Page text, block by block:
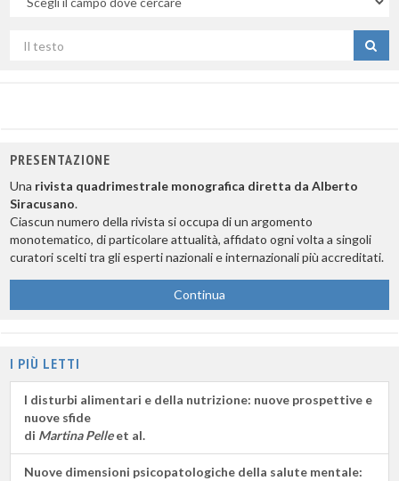
campo
per
PRESENTAZIONE
Una rivista quadrimestrale monografica diretta da Alberto
Siracusano.
Ciascun numero della rivista si occupa di un argomento
monotematico, di particolare attualità, affidato ogni volta a singoli
curatori scelti tra gli esperti nazionali e internazionali più accreditati.
Continua
I PIÙ LETTI
I disturbi alimentari e della nutrizione: nuove prospettive e
nuove sfide
di Martina Pelleet al.
Nuove dimensioni psicopatologiche della salute mentale: